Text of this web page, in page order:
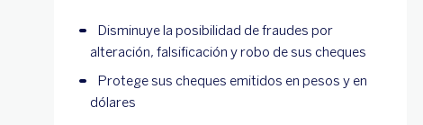
Disminuye la posibilidad de fraudes por
alteración, falsificación y robo de sus cheques
Protege sus cheques emitidos en pesos y en
dólares